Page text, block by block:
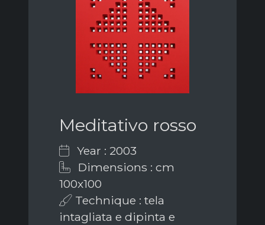
Meditativo rosso
Year : 2003
Dimensions : cm
100x100
Technique : tela
intagliata e dipinta e